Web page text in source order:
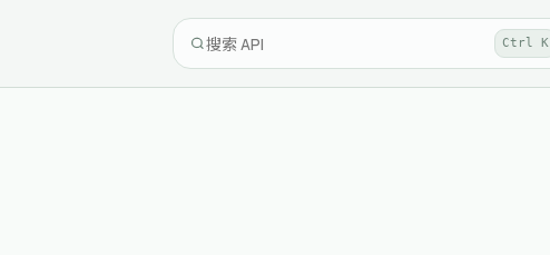
Ctrl K